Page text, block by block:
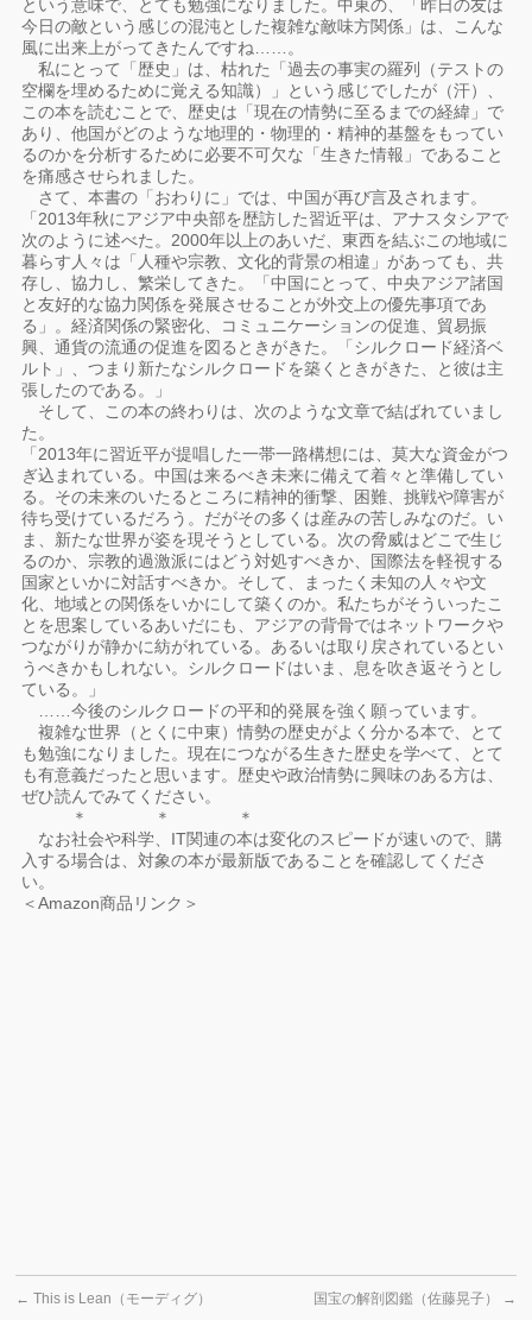
という意味で、とても勉強になりました。中東の、「昨日の友は
今日の敵という感じの混沌とした複雑な敵味方関係」は、こんな
風に出来上がってきたんですね……。
私にとって「歴史」は、枯れた「過去の事実の羅列（テストの
空欄を埋めるために覚える知識）」という感じでしたが（汗）、
この本を読むことで、歴史は「現在の情勢に至るまでの経緯」で
あり、他国がどのような地理的・物理的・精神的基盤をもってい
るのかを分析するために必要不可欠な「生きた情報」であること
を痛感させられました。
さて、本書の「おわりに」では、中国が再び言及されます。
「2013年秋にアジア中央部を歴訪した習近平は、アナスタシアで
次のように述べた。2000年以上のあいだ、東西を結ぶこの地域に
暮らす人々は「人種や宗教、文化的背景の相違」があっても、共
存し、協力し、繁栄してきた。「中国にとって、中央アジア諸国
と友好的な協力関係を発展させることが外交上の優先事項であ
る」。経済関係の緊密化、コミュニケーションの促進、貿易振
興、通貨の流通の促進を図るときがきた。「シルクロード経済ベ
ルト」、つまり新たなシルクロードを築くときがきた、と彼は主
張したのである。」
そして、この本の終わりは、次のような文章で結ばれていまし
た。
「2013年に習近平が提唱した一帯一路構想には、莫大な資金がつ
ぎ込まれている。中国は来るべき未来に備えて着々と準備してい
る。その未来のいたるところに精神的衝撃、困難、挑戦や障害が
待ち受けているだろう。だがその多くは産みの苦しみなのだ。い
ま、新たな世界が姿を現そうとしている。次の脅威はどこで生じ
るのか、宗教的過激派にはどう対処すべきか、国際法を軽視する
国家といかに対話すべきか。そして、まったく未知の人々や文
化、地域との関係をいかにして築くのか。私たちがそういったこ
とを思案しているあいだにも、アジアの背骨ではネットワークや
つながりが静かに紡がれている。あるいは取り戻されているとい
うべきかもしれない。シルクロードはいま、息を吹き返そうとし
ている。」
……今後のシルクロードの平和的発展を強く願っています。
複雑な世界（とくに中東）情勢の歴史がよく分かる本で、とて
も勉強になりました。現在につながる生きた歴史を学べて、とて
も有意義だったと思います。歴史や政治情勢に興味のある方は、
ぜひ読んでみてください。
＊ ＊ ＊
なお社会や科学、IT関連の本は変化のスピードが速いので、購
入する場合は、対象の本が最新版であることを確認してくださ
い。
＜Amazon商品リンク＞
← This is Lean（モーディグ） 国宝の解剖図鑑（佐藤晃子） →